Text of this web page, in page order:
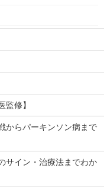
修】
からパーキンソン病まで
サイン・治療法までわか